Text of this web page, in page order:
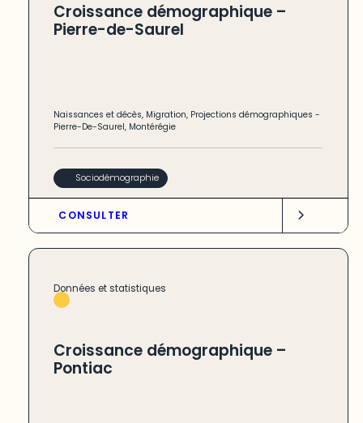
Croissance démographique –
Pierre-de-Saurel
Naissances et décès, Migration, Projections démographiques -
Pierre-De-Saurel, Montérégie
Sociodémographie
CONSULTER
Données et statistiques
Croissance démographique –
Pontiac